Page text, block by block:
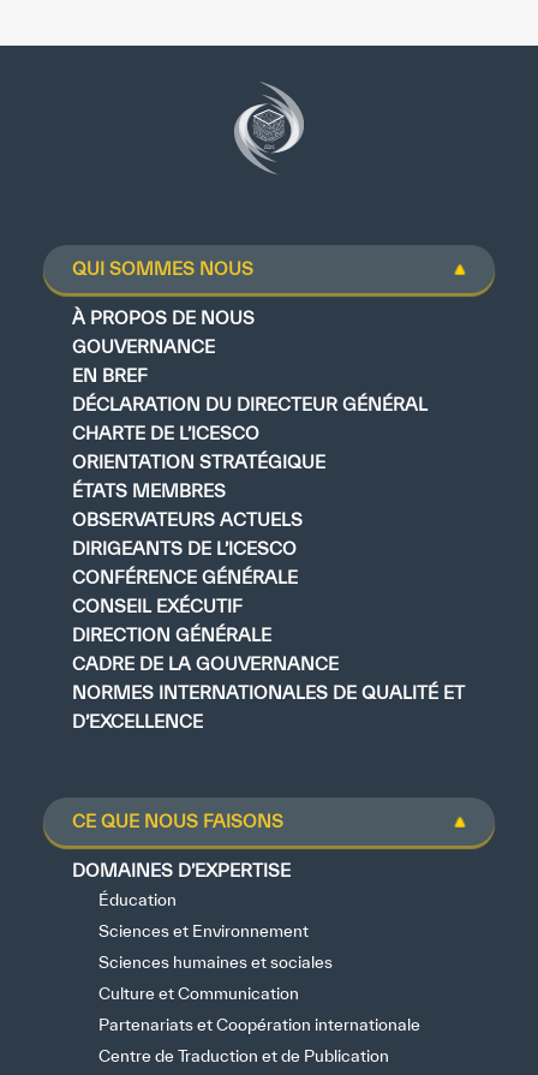
QUI SOMMES NOUS
À PROPOS DE NOUS
GOUVERNANCE
EN BREF
DÉCLARATION DU DIRECTEUR GÉNÉRAL
CHARTE DE L’ICESCO
ORIENTATION STRATÉGIQUE
ÉTATS MEMBRES
OBSERVATEURS ACTUELS
DIRIGEANTS DE L’ICESCO
CONFÉRENCE GÉNÉRALE
CONSEIL EXÉCUTIF
DIRECTION GÉNÉRALE
CADRE DE LA GOUVERNANCE
NORMES INTERNATIONALES DE QUALITÉ ET
D’EXCELLENCE
CE QUE NOUS FAISONS
DOMAINES D’EXPERTISE
Éducation
Sciences et Environnement
Sciences humaines et sociales
Culture et Communication
Partenariats et Coopération internationale
Centre de Traduction et de Publication